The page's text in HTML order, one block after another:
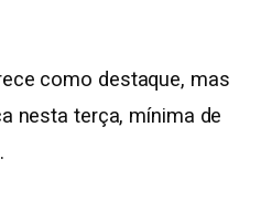
como destaque, mas
nesta terça, mínima de